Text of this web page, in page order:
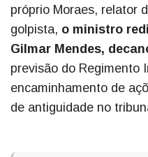
próprio Moraes, relator
golpista, o ministro
Gilmar Mendes,
previsão do Regimento
encaminhamento de
de antiguidade no